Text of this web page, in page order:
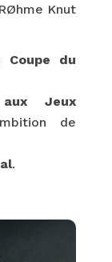
Knut
du
Jeux
de
.